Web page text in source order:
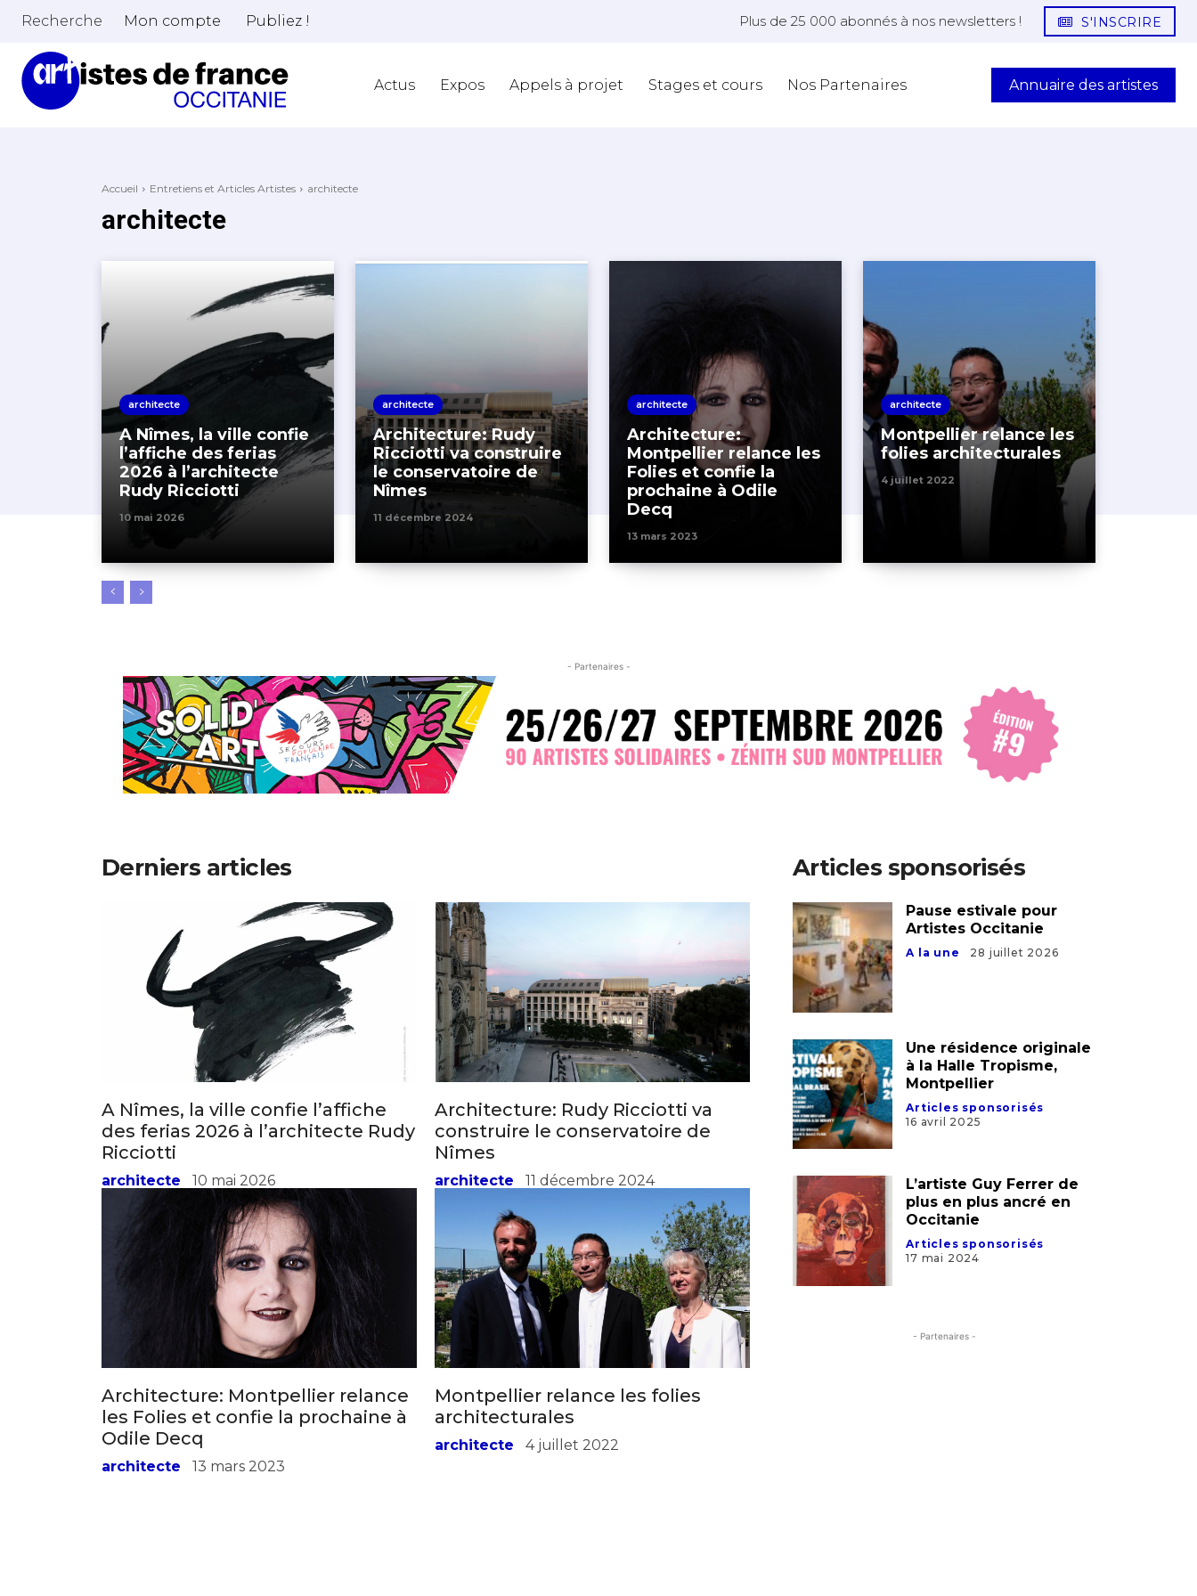
Adresse email*
Nom
Prénom
Adresse email*
Recherche Mon compte Publiez ! Plus de 25 000 abonnés à nos newsletters ! S'INSCRIRE
Actus Expos Appels à projet Stages et cours Nos Partenaires Annuaire des artistes
Accueil Entretiens et Articles Artistes architecte
architecte
architecte
A Nîmes, la ville confie
l’affiche des ferias
2026 à l’architecte
Rudy Ricciotti
10 mai 2026
architecte
Architecture: Rudy
Ricciotti va construire
le conservatoire de
Nîmes
11 décembre 2024
architecte
Architecture:
Montpellier relance les
Folies et confie la
prochaine à Odile
Decq
13 mars 2023
architecte
Montpellier relance les
folies architecturales
4 juillet 2022
- Partenaires -
Derniers articles
A Nîmes, la ville confie l’affiche
des ferias 2026 à l’architecte Rudy
Ricciotti
architecte 10 mai 2026
Architecture: Rudy Ricciotti va
construire le conservatoire de
Nîmes
architecte 11 décembre 2024
Architecture: Montpellier relance
les Folies et confie la prochaine à
Odile Decq
architecte 13 mars 2023
Montpellier relance les folies
architecturales
architecte 4 juillet 2022
Articles sponsorisés
Pause estivale pour
Artistes Occitanie
A la une 28 juillet 2026
Une résidence originale
à la Halle Tropisme,
Montpellier
Articles sponsorisés
16 avril 2025
L’artiste Guy Ferrer de
plus en plus ancré en
Occitanie
Articles sponsorisés
17 mai 2024
- Partenaires -